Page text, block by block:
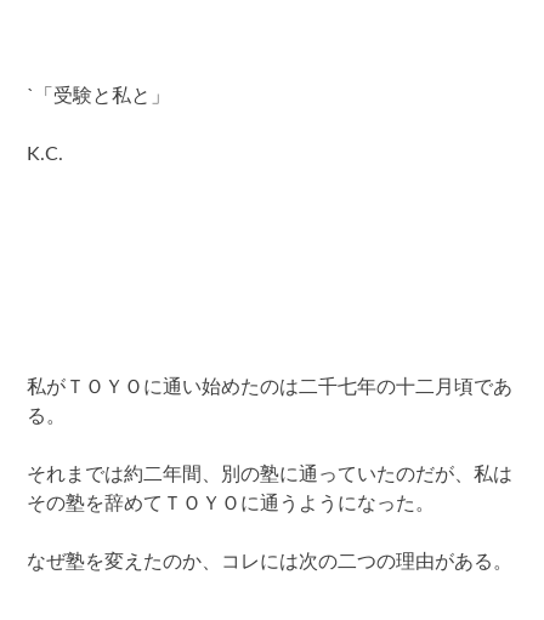
`「受験と私と」
K.C.
私がＴＯＹＯに通い始めたのは二千七年の十二月頃であ
る。
それまでは約二年間、別の塾に通っていたのだが、私は
その塾を辞めてＴＯＹＯに通うようになった。
なぜ塾を変えたのか、コレには次の二つの理由がある。